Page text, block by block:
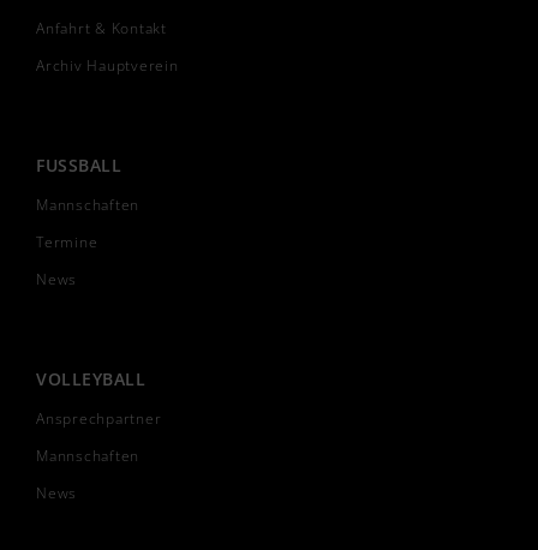
Anfahrt & Kontakt
Archiv Hauptverein
FUSSBALL
Mannschaften
Termine
News
VOLLEYBALL
Ansprechpartner
Mannschaften
News